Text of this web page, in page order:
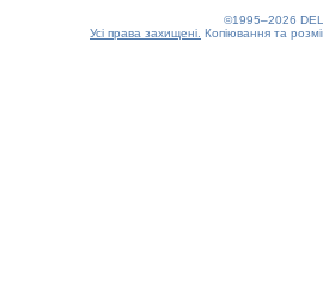
©1995–2026
Усі права захищені. Копіювання та